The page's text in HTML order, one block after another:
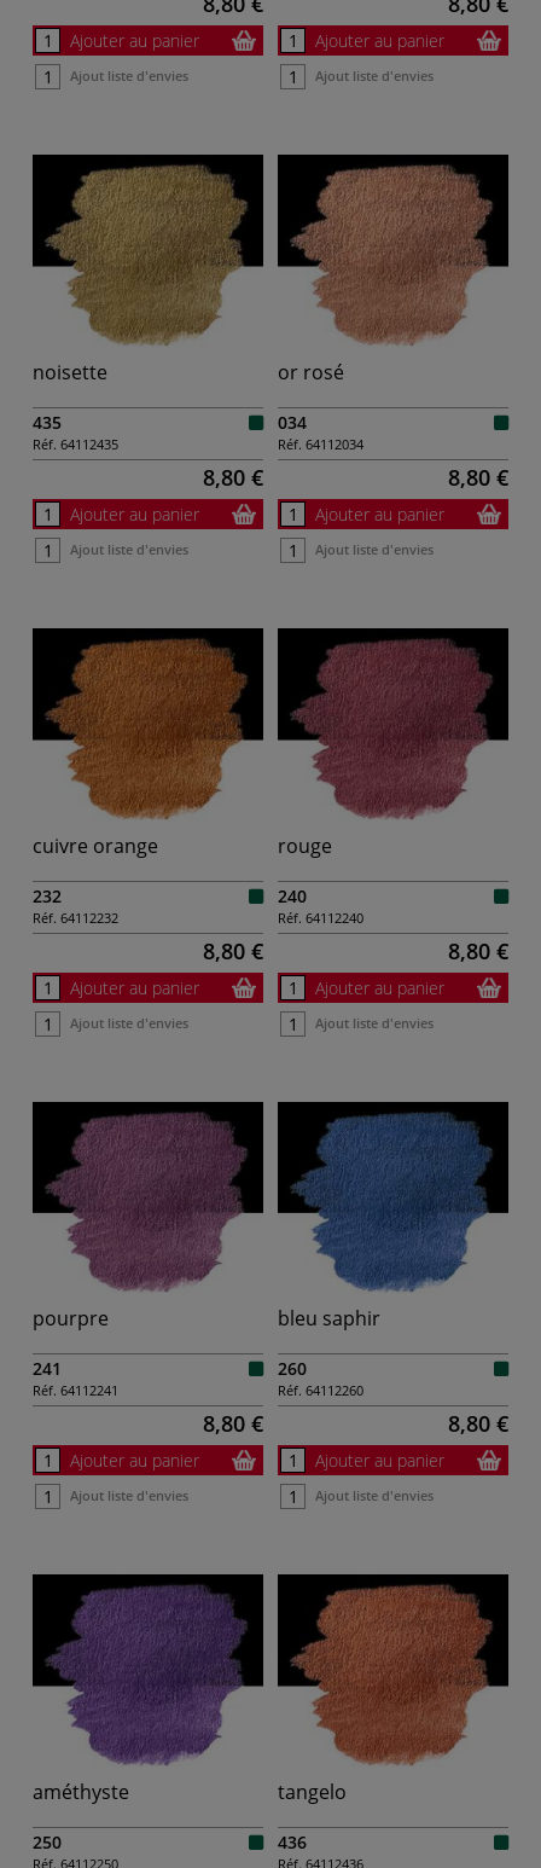
Ajouter au panier
Ajout liste d'envies
Ajouter au panier
Ajout liste d'envies
noisette
435
Réf. 64112435
8,80 €
Ajouter au panier
Ajout liste d'envies
or rosé
034
Réf. 64112034
8,80 €
Ajouter au panier
Ajout liste d'envies
cuivre orange
232
Réf. 64112232
8,80 €
Ajouter au panier
Ajout liste d'envies
rouge
240
Réf. 64112240
8,80 €
Ajouter au panier
Ajout liste d'envies
pourpre
241
Réf. 64112241
8,80 €
Ajouter au panier
Ajout liste d'envies
bleu saphir
260
Réf. 64112260
8,80 €
Ajouter au panier
Ajout liste d'envies
améthyste
250
Réf. 64112250
tangelo
436
Réf. 64112436